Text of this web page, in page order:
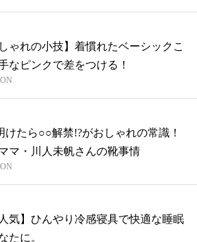
しゃれの小技】着慣れたベーシックこ
なピンクで差をつける！
けたら○○解禁!?がおしゃれの常識！
マ・川人未帆さんの靴事情
人気】ひんやり冷感寝具で快適な睡眠
たに。